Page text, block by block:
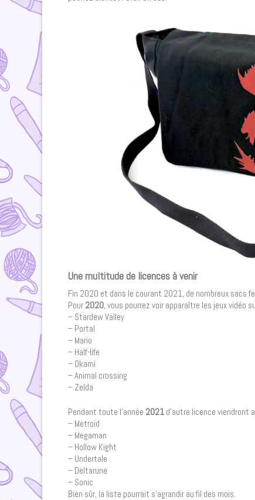
Une multitude de licences à venir
Fin 2020 et dans le courant 2021, de nombreux sacs
Pour 2020, vous pourrez voir apparaître les jeux vidéo
– Stardew Valley
– Portal
– Mario
– Half-life
– Okami
– Animal crossing
– Zelda
Pendant toute l’année 2021 d’autre licence viendront
– Metroid
– Megaman
– Hollow Kight
– Undertale
– Deltarune
– Sonic
Bien sûr, la liste pourrait s’agrandir au fil des mois.